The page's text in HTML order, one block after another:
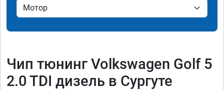
Чип тюнинг Volkswagen Golf 5
2.0 TDI дизель в Сургуте